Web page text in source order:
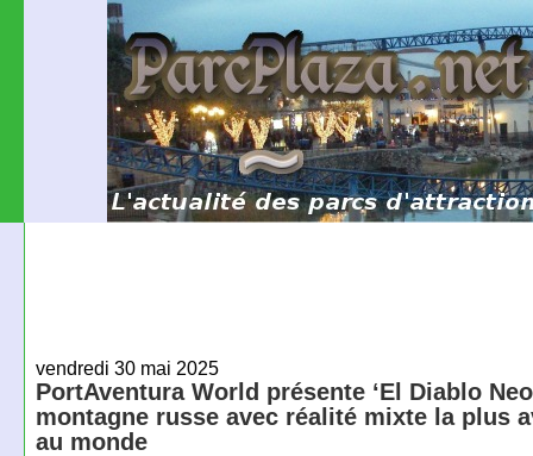
vendredi 30 mai 2025
PortAventura World présente ‘El Diablo
montagne russe avec réalité mixte la plus
au monde